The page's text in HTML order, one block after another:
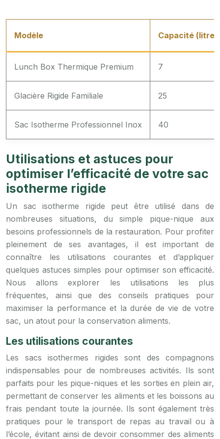
Modèle Capacité
Lunch Box Thermique Premium 7
Glacière Rigide Familiale 25
Sac Isotherme Professionnel Inox 40
Utilisations et astuces pour
optimiser l’efficacité de votre sac
isotherme rigide
Un sac isotherme rigide peut être utilisé dans de
nombreuses situations, du simple pique-nique aux
besoins professionnels de la restauration. Pour profiter
pleinement de ses avantages, il est important de
connaître les utilisations courantes et d’appliquer
quelques astuces simples pour optimiser son efficacité.
Nous allons explorer les utilisations les plus
fréquentes, ainsi que des conseils pratiques pour
maximiser la performance et la durée de vie de votre
sac, un atout pour la conservation aliments.
Les utilisations courantes
Les sacs isothermes rigides sont des compagnons
indispensables pour de nombreuses activités. Ils sont
parfaits pour les pique-niques et les sorties en plein air,
permettant de conserver les aliments et les boissons au
frais pendant toute la journée. Ils sont également très
pratiques pour le transport de repas au travail ou à
l’école, évitant ainsi de devoir consommer des aliments